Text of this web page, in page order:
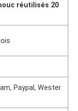
réutilisés 20
Paypal, Wester